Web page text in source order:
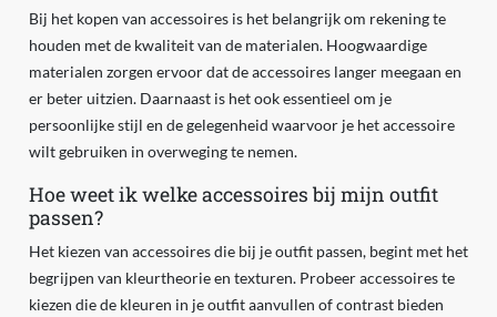
Bij het kopen van accessoires is het belangrijk om rekening te
houden met de kwaliteit van de materialen. Hoogwaardige
materialen zorgen ervoor dat de accessoires langer meegaan en
er beter uitzien. Daarnaast is het ook essentieel om je
persoonlijke stijl en de gelegenheid waarvoor je het accessoire
wilt gebruiken in overweging te nemen.
Hoe weet ik welke accessoires bij mijn outfit
passen?
Het kiezen van accessoires die bij je outfit passen, begint met het
begrijpen van kleurtheorie en texturen. Probeer accessoires te
kiezen die de kleuren in je outfit aanvullen of contrast bieden